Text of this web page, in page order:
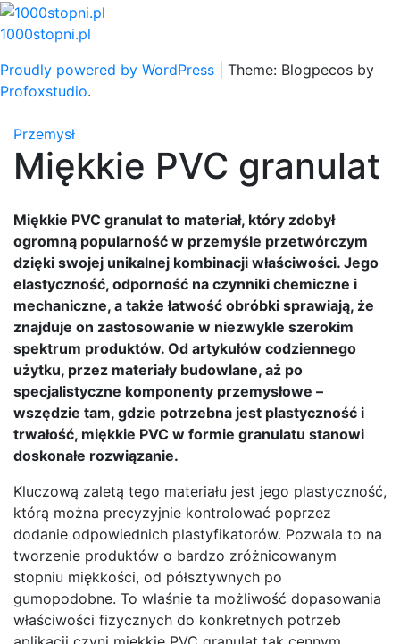
Skip
to
1000stopni.pl
Proudly powered by WordPress
Theme: Blogpecos by
Profoxstudio.
Przemysł
Miękkie PVC granulat
Miękkie PVC granulat to materiał, który zdobył
ogromną popularność w przemyśle przetwórczym
dzięki swojej unikalnej kombinacji właściwości. Jego
elastyczność, odporność na czynniki chemiczne i
mechaniczne, a także łatwość obróbki sprawiają, że
znajduje on zastosowanie w niezwykle szerokim
spektrum produktów. Od artykułów codziennego
użytku, przez materiały budowlane, aż po
specjalistyczne komponenty przemysłowe –
wszędzie tam, gdzie potrzebna jest plastyczność i
trwałość, miękkie PVC w formie granulatu stanowi
doskonałe rozwiązanie.
Kluczową zaletą tego materiału jest jego plastyczność,
którą można precyzyjnie kontrolować poprzez
dodanie odpowiednich plastyfikatorów. Pozwala to na
tworzenie produktów o bardzo zróżnicowanym
stopniu miękkości, od półsztywnych po
gumopodobne. To właśnie ta możliwość dopasowania
właściwości fizycznych do konkretnych potrzeb